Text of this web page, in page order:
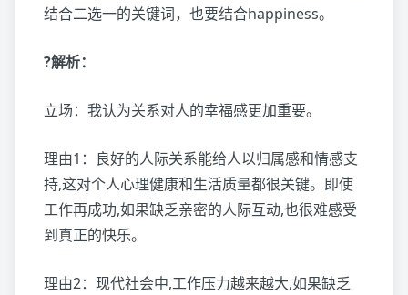
结合二选一的关键词，也要结合happiness。
?解析：
立场：我认为关系对人的幸福感更加重要。
理由1：良好的人际关系能给人以归属感和情感支
持,这对个人心理健康和生活质量都很关键。即使
工作再成功,如果缺乏亲密的人际互动,也很难感受
到真正的快乐。
理由2：现代社会中,工作压力越来越大,如果缺乏